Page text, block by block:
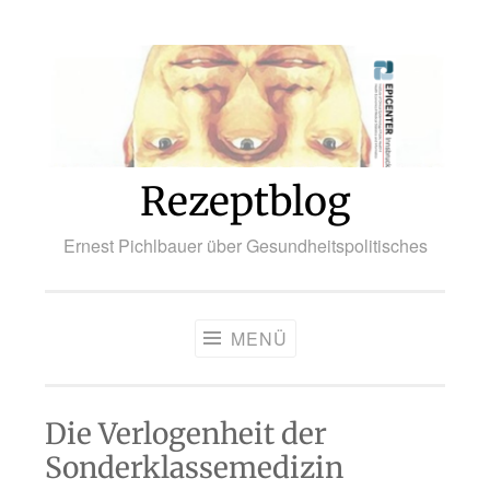
Rezeptblog
Ernest Pichlbauer über Gesundheitspolitisches
MENÜ
Die Verlogenheit der
Sonderklassemedizin